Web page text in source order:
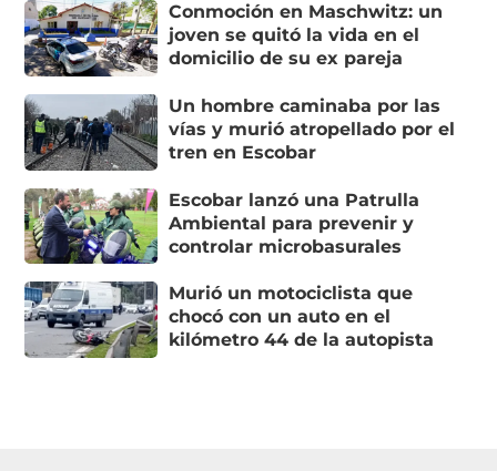
Conmoción en Maschwitz: un
joven se quitó la vida en el
domicilio de su ex pareja
Un hombre caminaba por las
vías y murió atropellado por el
tren en Escobar
Escobar lanzó una Patrulla
Ambiental para prevenir y
controlar microbasurales
Murió un motociclista que
chocó con un auto en el
kilómetro 44 de la autopista